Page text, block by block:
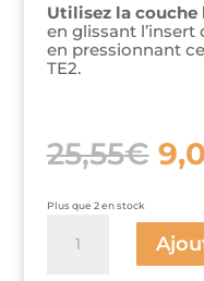
Utilisez la couche
en glissant l’insert
en pressionnant
TE2.
25,55€ Le
Plus que 2 en stock